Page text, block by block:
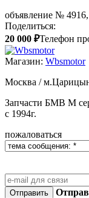
объявление № 4916
Поделиться:
20 000 ₽Телефон
Магазин: Wbsmotor
Москва /
Запчасти БМВ М
с 1994г.
пожаловаться